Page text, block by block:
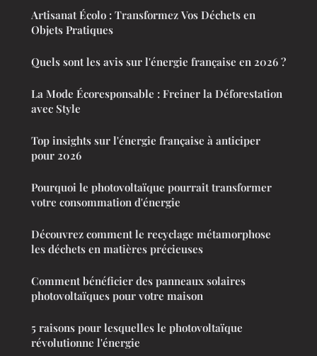
Artisanat Écolo : Transformez Vos Déchets en
Objets Pratiques
Quels sont les avis sur l'énergie française en 2026 ?
La Mode Écoresponsable : Freiner la Déforestation
avec Style
Top insights sur l'énergie française à anticiper
pour 2026
Pourquoi le photovoltaïque pourrait transformer
votre consommation d'énergie
Découvrez comment le recyclage métamorphose
les déchets en matières précieuses
Comment bénéficier des panneaux solaires
photovoltaïques pour votre maison
5 raisons pour lesquelles le photovoltaïque
révolutionne l'énergie